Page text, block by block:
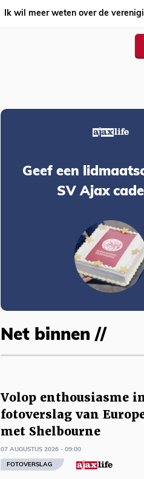
Ik wil meer weten over de
Geef een
SV Ajax
Net binnen //
Volop enthousiasme
fotoverslag van
met Shelbourne
07 AUGUSTUS 2026 - 09:00
FOTOVERSLAG